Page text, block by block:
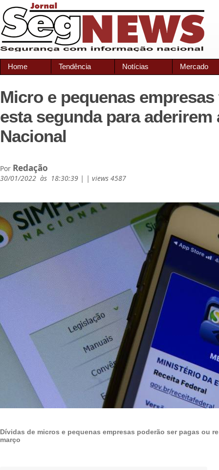
Home Tendência Notícias Mercado
Micro e pequenas empresas
esta segunda para aderirem
Nacional
Por Redação
30/01/2022 às 18:30:39 | | views 4587
Dívidas de micros e pequenas empresas poderão ser pagas ou
março